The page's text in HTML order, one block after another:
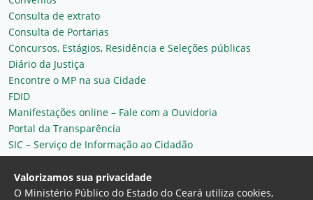
Consulta de extrato
Consulta de Portarias
Concursos, Estágios, Residência e Seleções públicas
Diário da Justiça
Encontre o MP na sua Cidade
FDID
Manifestações online – Fale com a Ouvidoria
Portal da Transparência
SIC – Serviço de Informação ao Cidadão
Plantão MP do Ceará
Secretaria Geral
Valorizamos sua privacidade
O Ministério Público do Estado do Ceará utiliza cookies,